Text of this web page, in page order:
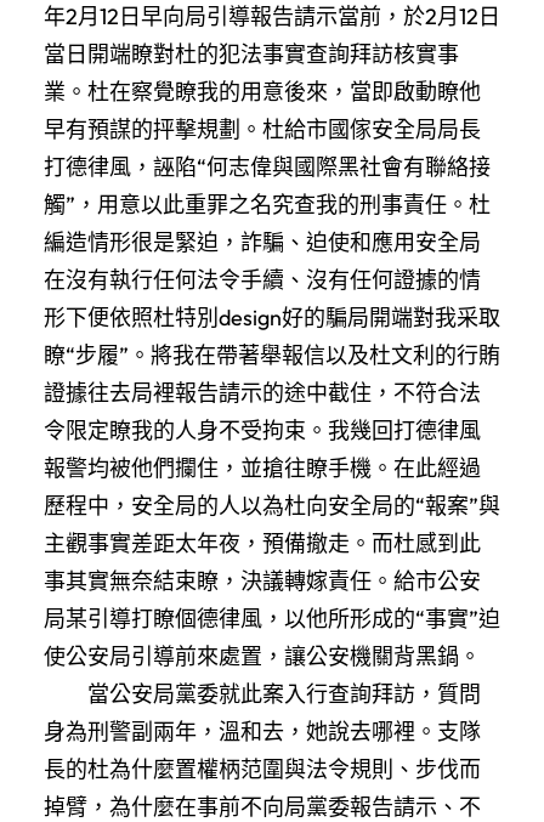
年2月12日早向局引導報告請示當前，於2月12日
當日開端瞭對杜的犯法事實查詢拜訪核實事
業。杜在察覺瞭我的用意後來，當即啟動瞭他
早有預謀的抨擊規劃。杜給市國傢安全局局長
打德律風，誣陷“何志偉與國際黑社會有聯絡接
觸”，用意以此重罪之名究查我的刑事責任。杜
編造情形很是緊迫，詐騙、迫使和應用安全局
在沒有執行任何法令手續、沒有任何證據的情
形下便依照杜特別design好的騙局開端對我采取
瞭“步履”。將我在帶著舉報信以及杜文利的行賄
證據往去局裡報告請示的途中截住，不符合法
令限定瞭我的人身不受拘束。我幾回打德律風
報警均被他們攔住，並搶往瞭手機。在此經過
歷程中，安全局的人以為杜向安全局的“報案”與
主觀事實差距太年夜，預備撤走。而杜感到此
事其實無奈結束瞭，決議轉嫁責任。給市公安
局某引導打瞭個德律風，以他所形成的“事實”迫
使公安局引導前來處置，讓公安機關背黑鍋。
當公安局黨委就此案入行查詢拜訪，質問
身為刑警副兩年，溫和去，她說去哪裡。支隊
長的杜為什麼置權柄范圍與法令規則、步伐而
掉臂，為什麼在事前不向局黨委報告請示、不